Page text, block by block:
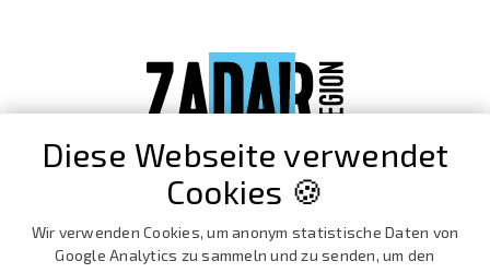
Diese Webseite verwendet
Cookies 🍪
Wir verwenden Cookies, um anonym statistische Daten von
Google Analytics zu sammeln und zu senden, um den